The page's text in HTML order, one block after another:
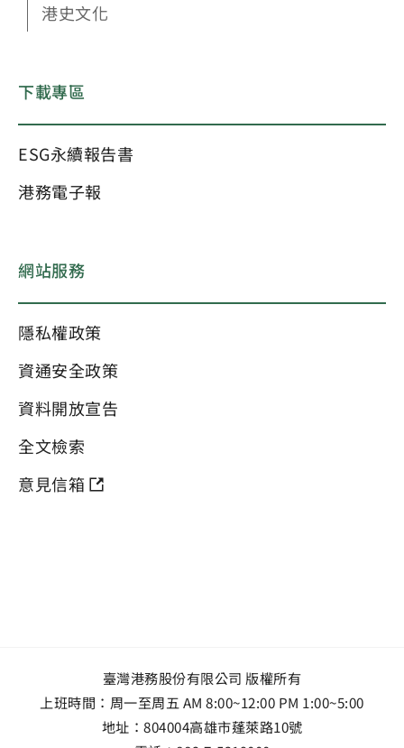
港史文化
下載專區
ESG永續報告書
港務電子報
網站服務
隱私權政策
資通安全政策
資料開放宣告
全文檢索
意見信箱
臺灣港務股份有限公司 版權所有
上班時間：周一至周五 AM 8:00~12:00 PM 1:00~5:00
地址： 804004高雄市蓬萊路10號